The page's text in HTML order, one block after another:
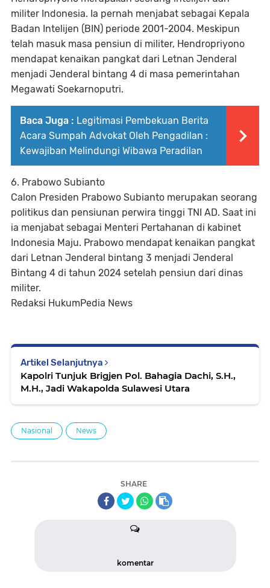
militer Indonesia. Ia pernah menjabat sebagai Kepala
Badan Intelijen (BIN) periode 2001-2004. Meskipun
telah masuk masa pensiun di militer, Hendropriyono
mendapat kenaikan pangkat dari Letnan Jenderal
menjadi Jenderal bintang 4 di masa pemerintahan
Megawati Soekarnoputri.
Baca Juga : Legitimasi Pembekuan Berita
Acara Sumpah Advokat Oleh Pengadilan :
Kewajiban Melindungi Wibawa Peradilan
6. Prabowo Subianto
Calon Presiden Prabowo Subianto merupakan seorang
politikus dan pensiunan perwira tinggi TNI AD. Saat ini
ia menjabat sebagai Menteri Pertahanan di kabinet
Indonesia Maju. Prabowo mendapat kenaikan pangkat
dari Letnan Jenderal bintang 3 menjadi Jenderal
Bintang 4 di tahun 2024 setelah pensiun dari dinas
militer.
Redaksi HukumPedia News
Artikel Selanjutnya
Kapolri Tunjuk Brigjen Pol. Bahagia Dachi, S.H.,
M.H., Jadi Wakapolda Sulawesi Utara
Nasional News
SHARE
komentar